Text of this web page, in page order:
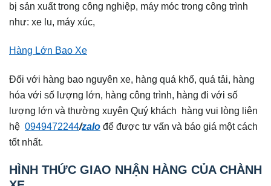
bị sản xuất trong công nghiệp, máy móc trong công trình
như: xe lu, máy xúc,
Hàng Lớn Bao Xe
Đối với hàng bao nguyên xe, hàng quá khổ, quá tải, hàng
hóa với số lượng lớn, hàng công trình, hàng đi với số
lượng lớn và thường xuyên Quý khách hàng vui lòng liên
hệ 0949472244/zalo để được tư vấn và báo giá một cách
tốt nhất.
HÌNH THỨC GIAO NHẬN HÀNG CỦA CHÀNH